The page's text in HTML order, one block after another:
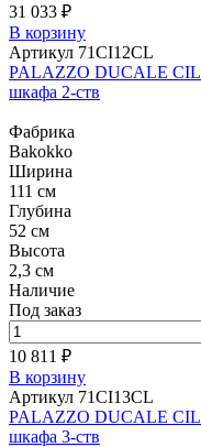
31 033 ₽
В корзину
Артикул 71CI12CL
PALAZZO DUCALE
шкафа 2-ств
Фабрика
Bakokko
Ширина
111 см
Глубина
52 см
Высота
2,3 см
Наличие
Под заказ
10 811 ₽
В корзину
Артикул 71CI13CL
PALAZZO DUCALE
шкафа 3-ств